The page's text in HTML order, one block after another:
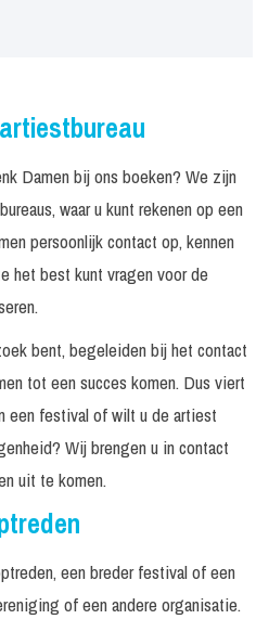
Damen bij ons boeken? We zijn
waar u kunt rekenen op een
persoonlijk contact op, kennen
het best kunt vragen voor de
bent, begeleiden bij het contact
tot een succes komen. Dus viert
een festival of wilt u de artiest
Wij brengen u in contact
uit te komen.
een breder festival of een
of een andere organisatie.